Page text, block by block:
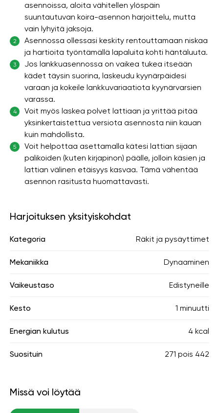
asennoissa, aloita vähitellen ylöspäin
suuntautuvan koira-asennon harjoittelu, mutta
vain lyhyitä jaksoja.
2
Asennossa ollessasi keskity rentouttamaan niskaa
ja hartioita työntämällä lapaluita kohti häntäluuta.
3
Jos lankkuasennossa on vaikea tukea itseään
kädet täysin suorina, laskeudu kyynärpäidesi
varaan ja kokeile lankkuvariaatiota kyynärvarsien
varassa.
4
Voit myös laskea polvet lattiaan ja yrittää pitää
yksinkertaistettua versiota asennosta niin kauan
kuin mahdollista.
5
Voit helpottaa asettamalla kätesi lattian sijaan
palikoiden (kuten kirjapinon) päälle, jolloin käsien ja
lattian välinen etäisyys kasvaa. Tämä vähentää
asennon rasitusta huomattavasti.
Harjoituksen yksityiskohdat
Kategoria Räkit ja pysäyttimet
Mekaniikka Dynaaminen
Vaikeustaso Edistyneille
Kesto 1 minuutti
Energian kulutus 4 kcal
Suosituin 271 pois 442
Missä voi löytää